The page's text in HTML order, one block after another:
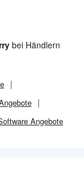
bei Händlern
Angebote